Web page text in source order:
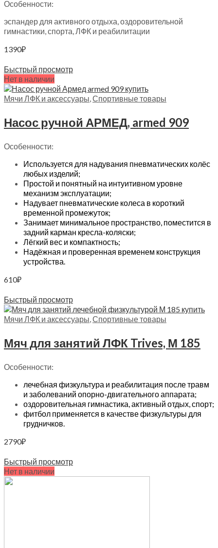
Особенности:
эспандер для активного отдыха, оздоровительной
гимнастики, спорта, ЛФК и реабилитации
1390₽
Быстрый просмотр
Нет в наличии
Мячи ЛФК и аксессуары Спортивные товары
Насос ручной АРМЕД, armed 909
Особенности:
Используется для надувания пневматических колёс
любых изделий;
Простой и понятный на интуитивном уровне
механизм эксплуатации;
Надувает пневматические колеса в короткий
временной промежуток;
Занимает минимальное пространство, поместится в
задний карман кресла-коляски;
Лёгкий вес и компактность;
Надёжная и проверенная временем конструкция
устройства.
610₽
Быстрый просмотр
Мячи ЛФК и аксессуары Спортивные товары
Мяч для занятий ЛФК Trives, М 185
Особенности:
лечебная физкультура и реабилитация после травм
и заболеваний опорно-двигательного аппарата;
оздоровительная гимнастика, активный отдых, спорт;
фитбол применяется в качестве физкультуры для
грудничков.
2790₽
Быстрый просмотр
Нет в наличии